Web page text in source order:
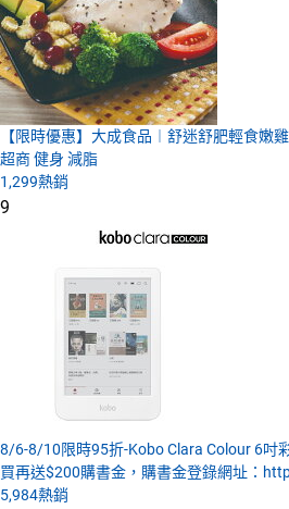
【限時優惠】大成食品︱舒迷舒肥輕食嫩
超商 健身 減脂
1,299熱銷
9
8/6-8/10限時95折-Kobo Clara Colour 6吋
買再送$200購書金，購書金登錄網址：
5,984熱銷